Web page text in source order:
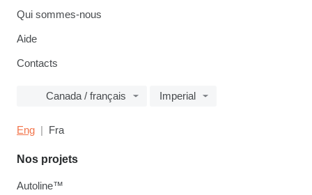
Qui sommes-nous
Aide
Contacts
Canada / français Imperial
Eng Fra
Nos projets
Autoline™